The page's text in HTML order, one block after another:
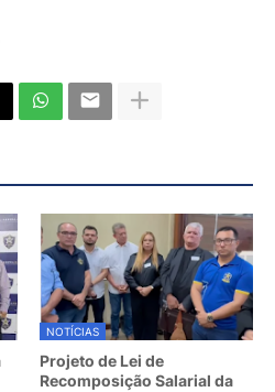
NOTÍCIAS
Projeto de Lei de
Recomposição Salarial da